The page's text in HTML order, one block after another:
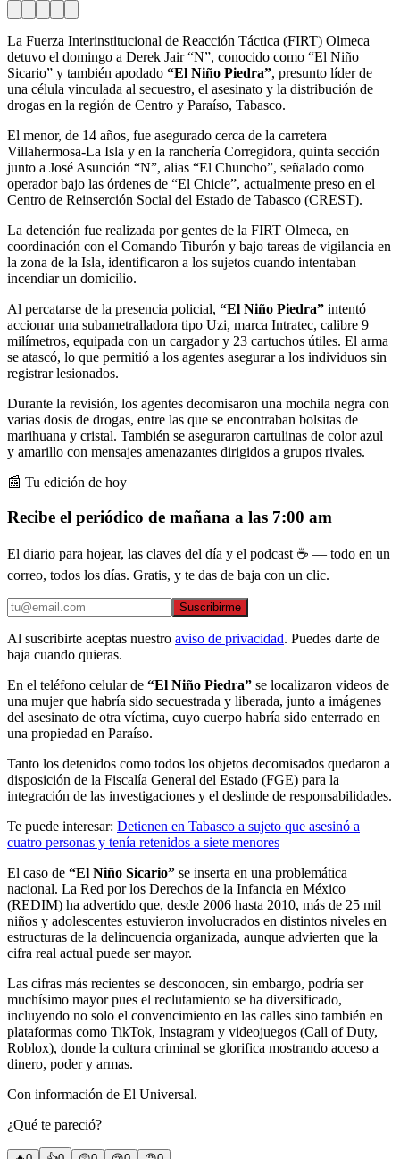
La Fuerza Interinstitucional de Reacción Táctica (FIRT) Olmeca
detuvo el domingo a Derek Jair “N”, conocido como “El Niño
Sicario” y también apodado “El Niño Piedra”, presunto líder de
una célula vinculada al secuestro, el asesinato y la distribución de
drogas en la región de Centro y Paraíso, Tabasco.
El menor, de 14 años, fue asegurado cerca de la carretera
Villahermosa-La Isla y en la ranchería Corregidora, quinta sección
junto a José Asunción “N”, alias “El Chuncho”, señalado como
operador bajo las órdenes de “El Chicle”, actualmente preso en el
Centro de Reinserción Social del Estado de Tabasco (CREST).
La detención fue realizada por gentes de la FIRT Olmeca, en
coordinación con el Comando Tiburón y bajo tareas de vigilancia en
la zona de la Isla, identificaron a los sujetos cuando intentaban
incendiar un domicilio.
Al percatarse de la presencia policial, “El Niño Piedra” intentó
accionar una subametralladora tipo Uzi, marca Intratec, calibre 9
milímetros, equipada con un cargador y 23 cartuchos útiles. El arma
se atascó, lo que permitió a los agentes asegurar a los individuos sin
registrar lesionados.
Durante la revisión, los agentes decomisaron una mochila negra con
varias dosis de drogas, entre las que se encontraban bolsitas de
marihuana y cristal. También se aseguraron cartulinas de color azul
y amarillo con mensajes amenazantes dirigidos a grupos rivales.
📰 Tu edición de hoy
Recibe el periódico de mañana a las 7:00 am
El diario para hojear, las claves del día y el podcast ☕ — todo en un
correo, todos los días. Gratis, y te das de baja con un clic.
Suscribirme
Al suscribirte aceptas nuestro aviso de privacidad. Puedes darte de
baja cuando quieras.
En el teléfono celular de “El Niño Piedra” se localizaron videos de
una mujer que habría sido secuestrada y liberada, junto a imágenes
del asesinato de otra víctima, cuyo cuerpo habría sido enterrado en
una propiedad en Paraíso.
Tanto los detenidos como todos los objetos decomisados quedaron a
disposición de la Fiscalía General del Estado (FGE) para la
integración de las investigaciones y el deslinde de responsabilidades.
Te puede interesar: Detienen en Tabasco a sujeto que asesinó a
cuatro personas y tenía retenidos a siete menores
El caso de “El Niño Sicario” se inserta en una problemática
nacional. La Red por los Derechos de la Infancia en México
(REDIM) ha advertido que, desde 2006 hasta 2010, más de 25 mil
niños y adolescentes estuvieron involucrados en distintos niveles en
estructuras de la delincuencia organizada, aunque advierten que la
cifra real actual puede ser mayor.
Las cifras más recientes se desconocen, sin embargo, podría ser
muchísimo mayor pues el reclutamiento se ha diversificado,
incluyendo no solo el convencimiento en las calles sino también en
plataformas como TikTok, Instagram y videojuegos (Call of Duty,
Roblox), donde la cultura criminal se glorifica mostrando acceso a
dinero, poder y armas.
Con información de El Universal.
¿Qué te pareció?